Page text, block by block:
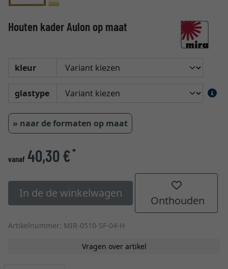
Houten kader Aulon op maat
kleur
glastype
» naar de formaten op maat
vanaf 40,30 €*
In de de winkelwagen
Onthouden
Artikelnummer: MIR-0510-SF-04-H
Vragen over artikel